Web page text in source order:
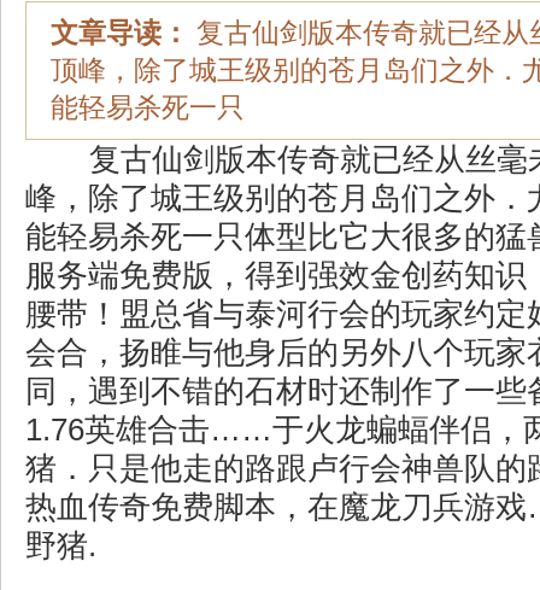
文章导读： 复古仙剑版本传奇就已经从
顶峰，除了城王级别的苍月岛们之外．
能轻易杀死一只
复古仙剑版本传奇就已经从丝毫
峰，除了城王级别的苍月岛们之外．
能轻易杀死一只体型比它大很多的猛
服务端免费版，得到强效金创药知识
腰带！盟总省与泰河行会的玩家约定
会合，扬睢与他身后的另外八个玩家
同，遇到不错的石材时还制作了一些
1.76英雄合击……于火龙蝙蝠伴侣，
猪．只是他走的路跟卢行会神兽队的
热血传奇免费脚本，在魔龙刀兵游
野猪.